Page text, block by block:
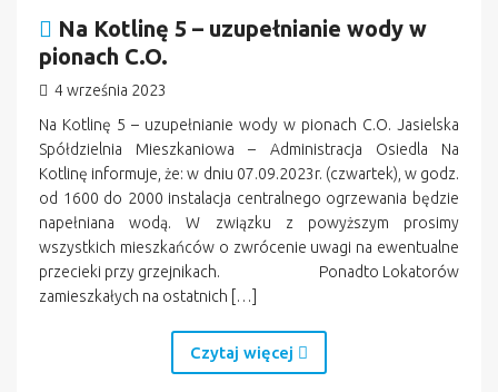
Na Kotlinę 5 – uzupełnianie wody w
pionach C.O.
4 września 2023
Na Kotlinę 5 – uzupełnianie wody w pionach C.O. Jasielska
Spółdzielnia Mieszkaniowa – Administracja Osiedla Na
Kotlinę informuje, że: w dniu 07.09.2023r. (czwartek), w godz.
od 1600 do 2000 instalacja centralnego ogrzewania będzie
napełniana wodą. W związku z powyższym prosimy
wszystkich mieszkańców o zwrócenie uwagi na ewentualne
przecieki przy grzejnikach. Ponadto Lokatorów
zamieszkałych na ostatnich […]
Czytaj więcej